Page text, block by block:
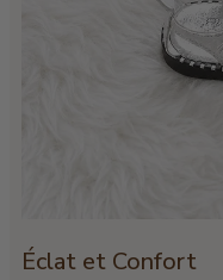
Éclat et Confort